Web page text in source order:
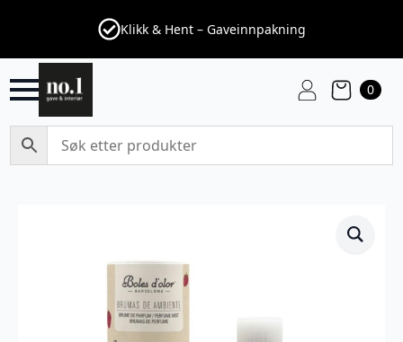
Klikk & Hent – Gaveinnpakning
0